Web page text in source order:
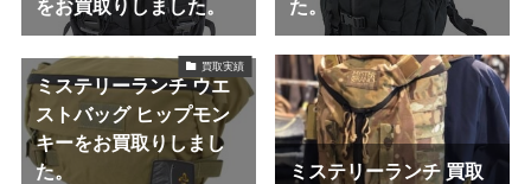
をお買取りしました。
た。
買取実績
ミステリーランチ ウエ
ストバッグ ヒップモン
キーをお買取りしまし
た。
ミステリーランチ 買取